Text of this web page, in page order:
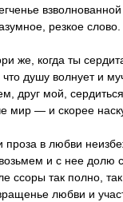
взволнованной
резкое слово.
же, когда ты
что душу волнует и
друг мой,
мир — и скорее
проза в любви
и с нее долю
ссоры так полно,
любви и